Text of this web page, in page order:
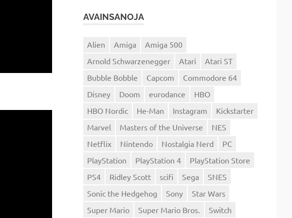
AVAINSANOJA
Alien Amiga
Amiga 500
Arnold Schwarzenegger
Atari
Atari ST
Bubble Bobble
Capcom
Commodore 64
Disney
Doom eurodance
HBO
HBO Nordic
He-Man Instagram
Kickstarter
Marvel
Masters of the Universe
NES
Netflix
Nintendo Nostalgia Nerd
PC
PlayStation
PlayStation 4
PlayStation Store
PS4
Ridley Scott scifi Sega
SNES
Sonic the Hedgehog
Sony
Star Wars
Super Mario
Super Mario Bros.
Switch